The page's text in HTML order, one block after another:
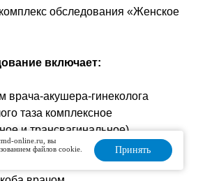
обследования «Женское
включает:
врача-акушера-гинеколога
таза комплексное
и трансвагинальное)
с проведением йодной
online.ru, вы
файлов cookie.
Принять